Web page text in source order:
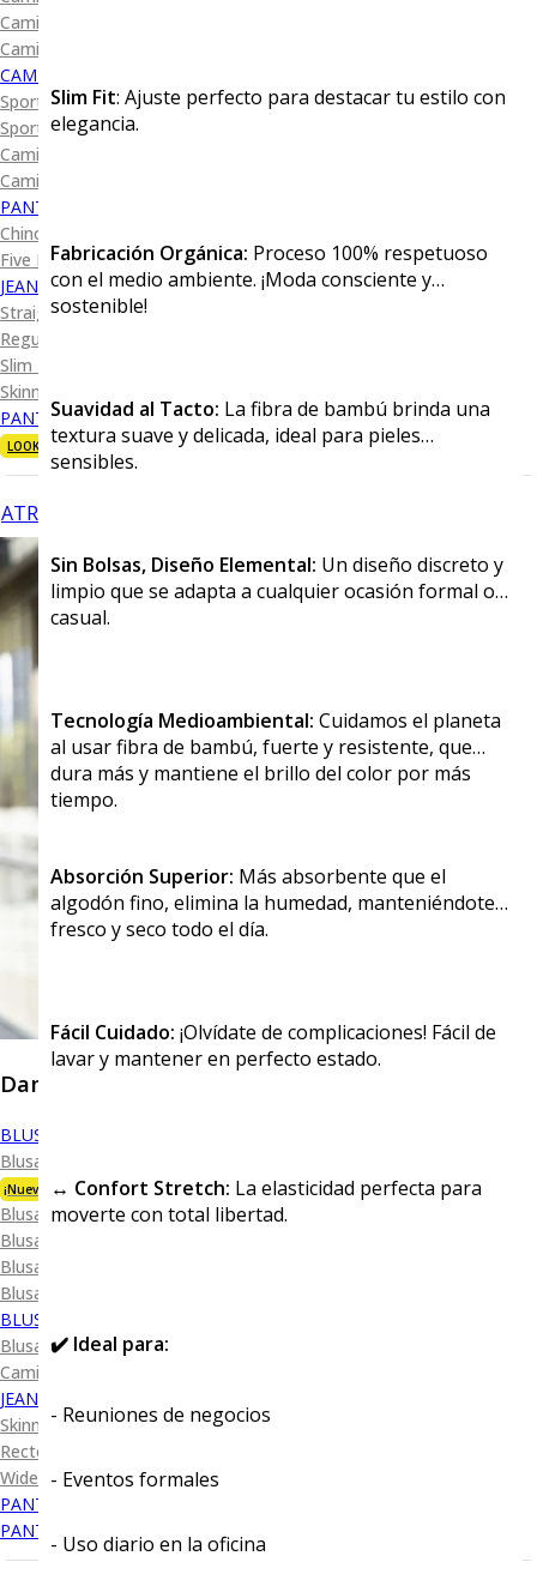
Camisa Diseño
Camisa Cuadro y Raya
CAMISA SPORT
Sport Lisas
Sport Diseño
Camiseta Lisa
Camiseta Diseño
PANTALÓN CASUAL
Chino
Five Pocket
JEANS
Straight Fit
Regular Fit
Slim Fit
Skinny Fit
PANTALÓN DE VESTIR
LOOKS
ATRÁS
Dama
BLUSA
Blusa Premium Bambú
¡Nueva Colección!
Blusa Performance
Blusa Piqué
Blusa Oxford
Blusa de Vestir
BLUSA SPORT
Blusa Sport Lisa
Camiseta Lisa
JEANS
Skinny Levanta Pompis
Recto Levanta Pompis
Wide Leg
PANTALÓN DE VESTIR
PANTALÓN CASUAL
Slim Fit: Ajuste perfecto para destacar tu estilo con
elegancia.
Fabricación Orgánica: Proceso 100% respetuoso
con el medio ambiente. ¡Moda consciente y
sostenible!
Suavidad al Tacto: La fibra de bambú brinda una
textura suave y delicada, ideal para pieles
sensibles.
Sin Bolsas, Diseño Elemental: Un diseño discreto y
limpio que se adapta a cualquier ocasión formal o
casual.
Tecnología Medioambiental: Cuidamos el planeta
al usar fibra de bambú, fuerte y resistente, que
dura más y mantiene el brillo del color por más
tiempo.
Absorción Superior: Más absorbente que el
algodón fino, elimina la humedad, manteniéndote
fresco y seco todo el día.
Fácil Cuidado: ¡Olvídate de complicaciones! Fácil de
lavar y mantener en perfecto estado.
↔️ Confort Stretch: La elasticidad perfecta para
moverte con total libertad.
✔️ Ideal para:
- Reuniones de negocios
- Eventos formales
- Uso diario en la oficina